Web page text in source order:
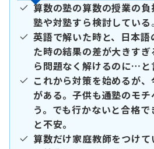
算数の塾の算数の授業の
塾や対塾すら検討している。
英語で解いた時と、日本
た時の結果の差が大きす
ら問題なく解けるのに…と
これから対策を始めるが
がある。子供も通塾のモ
う。でも行かないと合格
と不安。
算数だけ家庭教師をつけ